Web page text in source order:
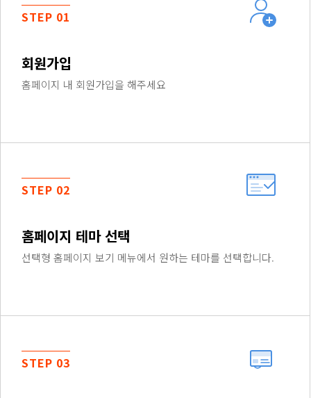
STEP 01
회원가입
홈페이지 내 회원가입을 해주세요
STEP 02
홈페이지 테마 선택
선택형 홈페이지 보기 메뉴에서 원하는 테마를 선택합니다.
STEP 03